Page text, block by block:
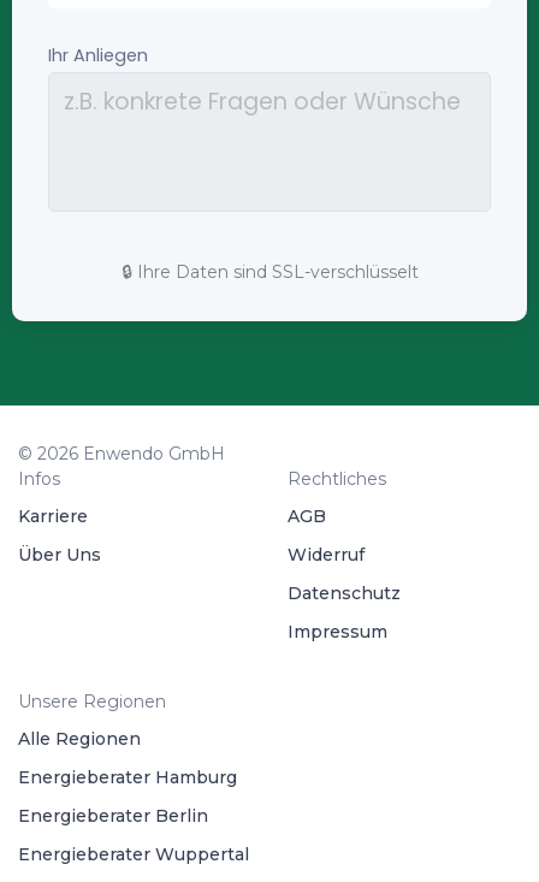
🔒 Ihre Daten sind SSL-verschlüsselt
© 2026 Enwendo GmbH
Infos
Karriere
Über Uns
Rechtliches
AGB
Widerruf
Datenschutz
Impressum
Unsere Regionen
Alle Regionen
Energieberater Hamburg
Energieberater Berlin
Energieberater Wuppertal